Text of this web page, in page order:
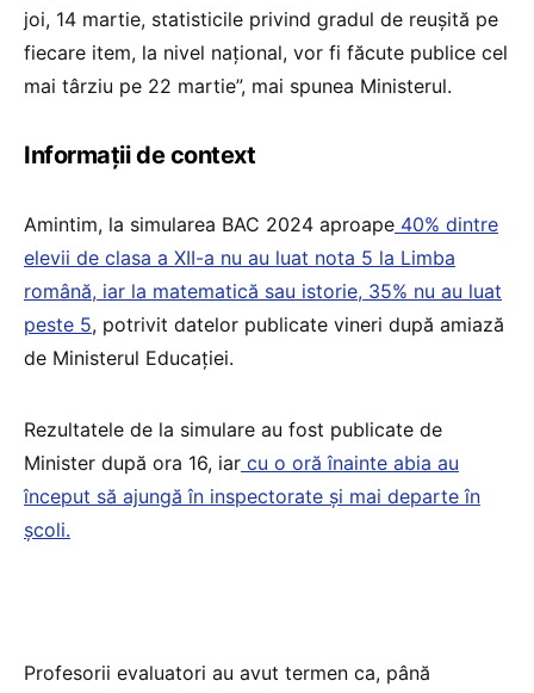
joi, 14 martie, statisticile privind gradul de reușită pe
fiecare item, la nivel național, vor fi făcute publice cel
mai târziu pe 22 martie”, mai spunea Ministerul.
Informații de context
Amintim, la simularea BAC 2024 aproape 40% dintre
elevii de clasa a XII-a nu au luat nota 5 la Limba
română, iar la matematică sau istorie, 35% nu au luat
peste 5, potrivit datelor publicate vineri după amiază
de Ministerul Educației.
Rezultatele de la simulare au fost publicate de
Minister după ora 16, iar cu o oră înainte abia au
început să ajungă în inspectorate și mai departe în
școli.
Profesorii evaluatori au avut termen ca, până